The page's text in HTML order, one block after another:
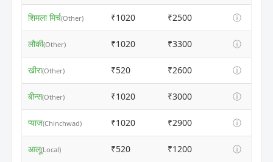
शिमला मिर्च(Other) ₹1020 ₹2500 ⓘ
लौकी(Other) ₹1020 ₹3300 ⓘ
खीरा(Other) ₹520 ₹2600 ⓘ
बीन्स(Other) ₹1020 ₹3000 ⓘ
प्याज(Chinchwad) ₹1020 ₹2900 ⓘ
आलू(Local) ₹520 ₹1200 ⓘ